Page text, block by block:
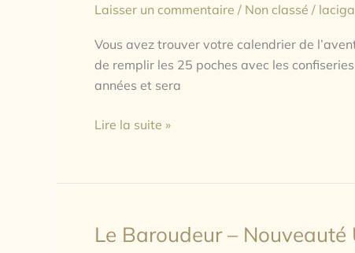
Laisser un commentaire / Non classé /
Vous avez trouver votre calendrier de
de remplir les 25 poches avec les
années et sera
l’avent
de
Jute
Lire la suite »
Le Baroudeur – Nouveauté
Le